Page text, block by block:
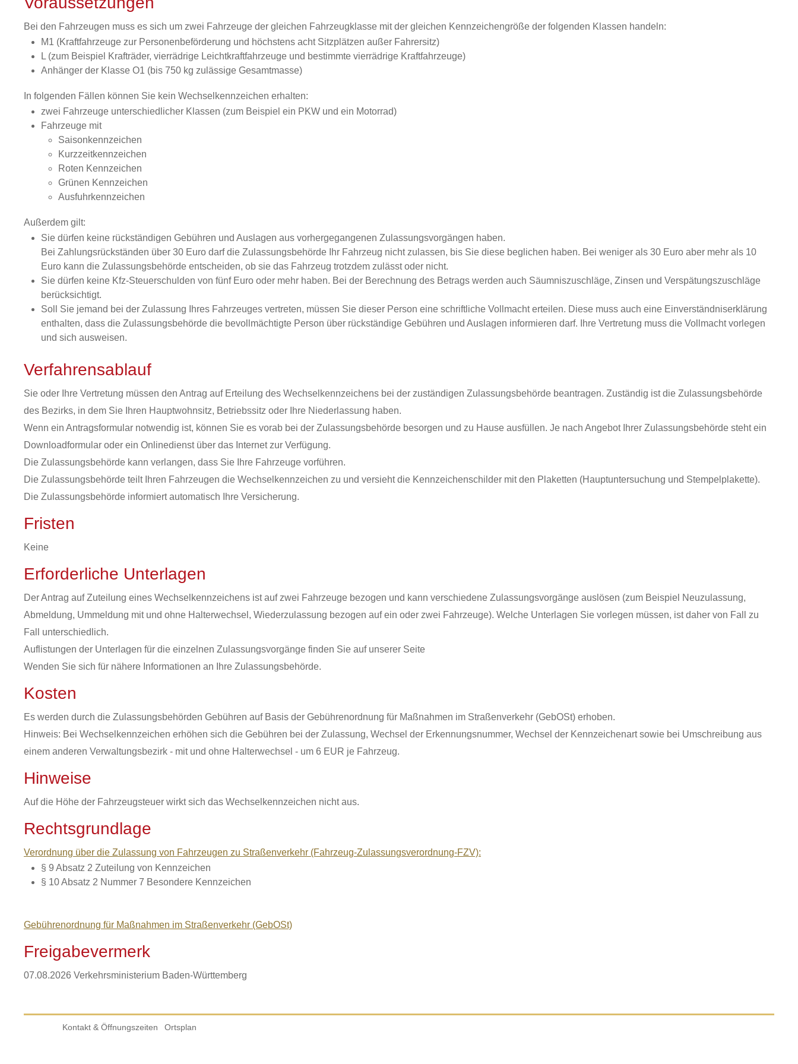
Bei den Fahrzeugen muss es sich um zwei Fahrzeuge der gleichen Fahrzeugklasse mit der gleichen Kennzeichengröße der folgenden Klassen handeln:
M1 (Kraftfahrzeuge zur Personenbeförderung und höchstens acht Sitzplätzen außer Fahrersitz)
L (zum Beispiel Krafträder, vierrädrige Leichtkraftfahrzeuge und bestimmte vierrädrige Kraftfahrzeuge)
Anhänger der Klasse O1 (bis 750 kg zulässige Gesamtmasse)
In folgenden Fällen können Sie kein Wechselkennzeichen erha ten:
zwei Fahrzeuge unterschiedlicher Klassen (zum Beispiel ein PKW und ein Motorrad)
Fahrzeuge mit
Saisonkennzeichen
Kurzzeitkennzeichen
Roten Kennzeichen
Grünen Kennzeichen
Ausfuhrkennzeichen
Außerdem gilt:
Sie dürfen keine rückständigen Gebühren und Auslagen aus vorhergegangenen Zulassungsvorgängen haben.
Bei Zahlungsrückständen über 30 Euro darf die Zulassungsbehörde Ihr Fahrzeug nicht zulassen, bis Sie diese beglichen haben. Bei weniger als 30 Euro aber mehr als 10
Euro kann die Zulassungsbehörde entscheiden, ob sie das Fahrzeug trotzdem zulässt oder nicht.
Sie dürfen keine Kfz-Steuerschulden von fünf Euro oder mehr haben. Bei der Berechnung des Betrags werden auch Säumniszuschläge, Zinsen und Verspätungszuschläge
berücksichtigt.
Soll Sie jemand bei der Zulassung Ihres Fahrzeuges vertreten, müssen Sie dieser Person eine schriftliche Vollmacht erteilen. Diese muss auch eine Einverständniserklärung
enthalten, dass die Zulassungsbehörde die bevollmächtigte Person über rückständige Gebühren und Auslagen informieren darf. Ihre Vertretung muss die Vollmacht vorlegen
und sich ausweisen.
Verfahrensablauf
Sie oder Ihre Vertretung müssen den Antrag auf Erteilung des Wechselkennzeichens bei der zuständigen Zulassungsbehörde beantragen. Zuständig ist die Zulassungsbehörde
des Bezirks, in dem Sie Ihren Hauptwohnsitz, Betriebssitz oder Ihre Niederlassung haben.
Wenn ein Antragsformular notwendig ist, können Sie es vorab bei der Zulassungsbehörde besorgen und zu Hause ausfüllen. Je nach Angebot Ihrer Zulassungsbehörde steht ein
Downloadformular oder ein Onlinedienst über das Internet zur Verfügung.
Die Zulassungsbehörde kann verlangen, dass Sie Ihre Fahrzeuge vorführen.
Die Zulassungsbehörde teilt Ihren Fahrzeugen die Wechselkennzeichen zu und versieht die Kennzeichenschilder mit den Plaketten (Hauptuntersuchung und Stempelplakette).
Die Zulassungsbehörde informiert automatisch Ihre Versicherung.
Fristen
Keine
Erforderliche Unterlagen
Der Antrag auf Zuteilung eines Wechselkennzeichens ist auf zwei Fahrzeuge bezogen und kann verschiedene Zulassungsvorgänge auslösen (zum Beispiel Neuzulassung,
Abmeldung, Ummeldung mit und ohne Halterwechsel, Wiederzulassung bezogen auf ein oder zwei Fahrzeuge). Welche Unterlagen Sie vorlegen müssen, ist daher von Fall zu
Fall unterschiedlich.
Auflistungen der Unterlagen für die einzelnen Zulassungsvorgänge finden Sie auf unserer Seite
Wenden Sie sich für nähere Informationen an Ihre Zulassungsbehörde.
Kosten
Es werden durch die Zulassungsbehörden Gebühren auf Basis der Gebührenordnung für Maßnahmen im Straßenverkehr (GebOSt) erhoben.
Hinweis: Bei Wechselkennzeichen erhöhen sich die Gebühren bei der Zulassung, Wechsel der Erkennungsnummer, Wechsel der Kennzeichenart sowie bei Umschreibung aus
einem anderen Verwaltungsbezirk - mit und ohne Halterwechsel - um 6 EUR je Fahrzeug.
Hinweise
Auf die Höhe der Fahrzeugsteuer wirkt sich das Wechselkennzeichen nicht aus.
Rechtsgrundlage
Verordnung über die Zulassung von Fahrzeugen zu Straßenverkehr (Fahrzeug-Zulassungsverordnung-FZV):
§ 9 Absatz 2 Zuteilung von Kennzeichen
§ 10 Absatz 2 Nummer 7 Besondere Kennzeichen
Gebührenordnung für Maßnahmen im Straßenverkehr (GebOSt)
Freigabevermerk
07.08.2026 Verkehrsministerium Baden-Württemberg
Kontakt & Öffnungszeiten Ortsplan